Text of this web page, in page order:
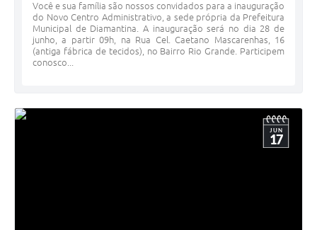
Você e sua família são nossos convidados para a inauguração
do Novo Centro Administrativo, a sede própria da Prefeitura
Municipal de Diamantina. A inauguração será no dia 28 de
junho, a partir 09h, na Rua Cel. Caetano Mascarenhas, 16
(antiga fábrica de tecidos), no Bairro Rio Grande. Participem
conosco...
JUN
17